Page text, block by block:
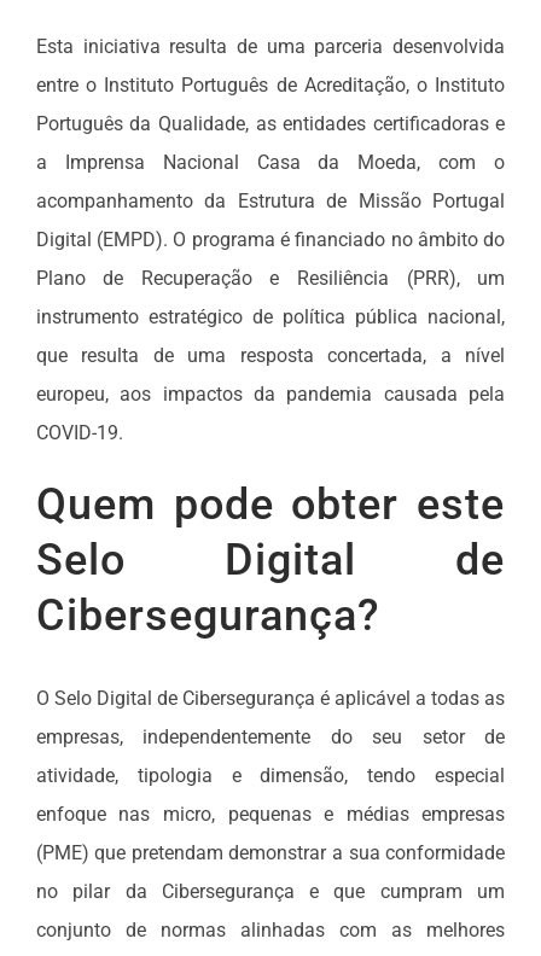
Esta iniciativa resulta de uma parceria desenvolvida
entre o Instituto Português de Acreditação, o Instituto
Português da Qualidade, as entidades certificadoras e
a Imprensa Nacional Casa da Moeda, com o
acompanhamento da Estrutura de Missão Portugal
Digital (EMPD). O programa é financiado no âmbito do
Plano de Recuperação e Resiliência (PRR), um
instrumento estratégico de política pública nacional,
que resulta de uma resposta concertada, a nível
europeu, aos impactos da pandemia causada pela
COVID-19.
Quem pode obter este
Selo Digital de
Cibersegurança?
O Selo Digital de Cibersegurança é aplicável a todas as
empresas, independentemente do seu setor de
atividade, tipologia e dimensão, tendo especial
enfoque nas micro, pequenas e médias empresas
(PME) que pretendam demonstrar a sua conformidade
no pilar da Cibersegurança e que cumpram um
conjunto de normas alinhadas com as melhores